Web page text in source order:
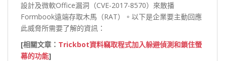
設計及微軟Office漏洞（CVE-2017-8570）來散播
Formbook遠端存取木馬（RAT）。以下是企業要主動回應
此威脅所需要了解的資訊：
[相關文章： Trickbot資料竊取程式加入躲避偵測和鎖住螢
幕的功能]